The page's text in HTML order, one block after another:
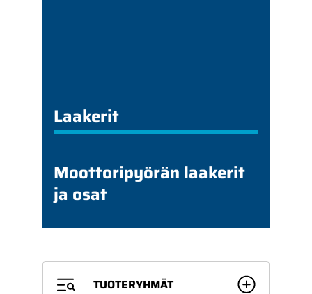
Laakerit
Moottoripyörän laakerit
ja osat
TUOTERYHMÄT